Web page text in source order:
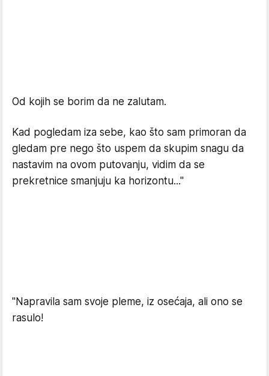
Od kojih se borim da ne zalutam.
Kad pogledam iza sebe, kao što sam primoran da
gledam pre nego što uspem da skupim snagu da
nastavim na ovom putovanju, vidim da se
prekretnice smanjuju ka horizontu..."
"Napravila sam svoje pleme, iz osećaja, ali ono se
rasulo!